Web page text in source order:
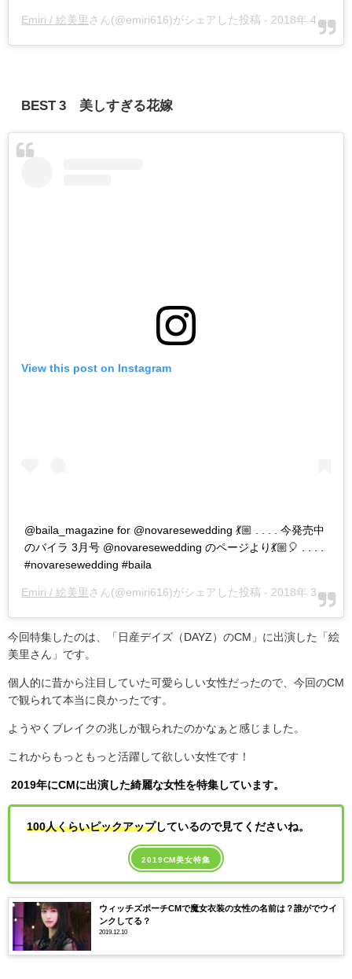
Emiri / 絵美里 さん(@emiri616)がシェアした投稿 - 2018年 4月月13日午後8時48分PDT
BEST 3 美しすぎる花嫁
View this post on Instagram
@baila_magazine for @novaresewedding 💃🏼 . . . . 今発売中
のバイラ 3月号 @novaresewedding のページより💃🏼🎈 . . . .
#novaresewedding #baila
Emiri / 絵美里 さん(@emiri616)がシェアした投稿 - 2018年 3月月8日午後11時43分PST
今回特集したのは、「日産デイズ（ DAYZ ）のCM 」に出演した「絵
美里さん」です。
個人的に昔から注目していた可愛らしい女性だったので、今回のCM
で観られて本当に良かったです。
ようやくブレイクの兆しが観られたのかなぁと感じました。
これからもっともっと活躍して欲しい女性です！
2019年にCMに出演した綺麗な女性を特集しています。
100人くらいピックアップしているので見てくださいね。
2019CM美女特集
ウィッチズポーチCMで魔女衣装の女性の名前は？誰がでウイ
ンクしてる？
2019.12.10